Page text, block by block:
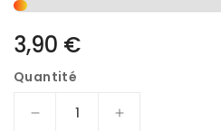
Prix
habituel
3,90 €
Quantité
Réduire
Augmenter